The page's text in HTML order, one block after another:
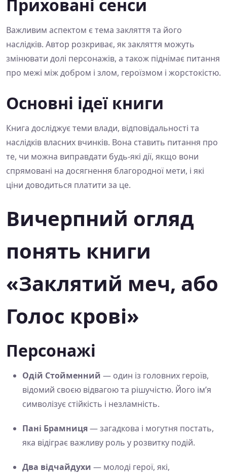
Приховані сенси
Важливим аспектом є тема закляття та його
наслідків. Автор розкриває, як закляття можуть
змінювати долі персонажів, а також піднімає питання
про межі між добром і злом, героїзмом і жорстокістю.
Основні ідеї книги
Книга досліджує теми влади, відповідальності та
наслідків власних вчинків. Вона ставить питання про
те, чи можна виправдати будь-які дії, якщо вони
спрямовані на досягнення благородної мети, і які
ціни доводиться платити за це.
Вичерпний огляд
понять книги
«Заклятий меч, або
Голос крові»
Персонажі
Одій Стойменний — один із головних героїв,
відомий своєю відвагою та рішучістю. Його ім’я
символізує стійкість і незламність.
Пані Брамниця— загадкова і могутня постать,
яка відіграє важливу роль у розвитку подій.
Два відчайдухи — молоді герої, які,